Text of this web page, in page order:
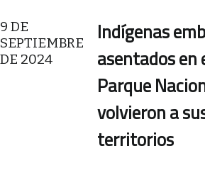
9 DE
SEPTIEMBRE
DE 2024
Indígenas
asentados en
Parque
volvieron a
territorios